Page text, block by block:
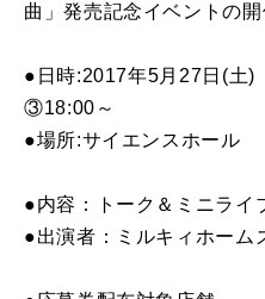
曲」発売記念イベントの開
●日時:2017年5月27日(
③18:00～
●場所:サイエンスホール
●内容：トーク＆ミニライ
●出演者：ミルキィホーム